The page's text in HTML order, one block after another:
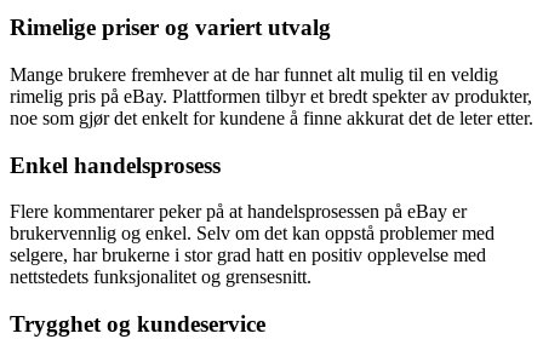
Rimelige priser og variert utvalg
Mange brukere fremhever at de har funnet alt mulig til en veldig
rimelig pris på eBay. Plattformen tilbyr et bredt spekter av produkter,
noe som gjør det enkelt for kundene å finne akkurat det de leter etter.
Enkel handelsprosess
Flere kommentarer peker på at handelsprosessen på eBay er
brukervennlig og enkel. Selv om det kan oppstå problemer med
selgere, har brukerne i stor grad hatt en positiv opplevelse med
nettstedets funksjonalitet og grensesnitt.
Trygghet og kundeservice